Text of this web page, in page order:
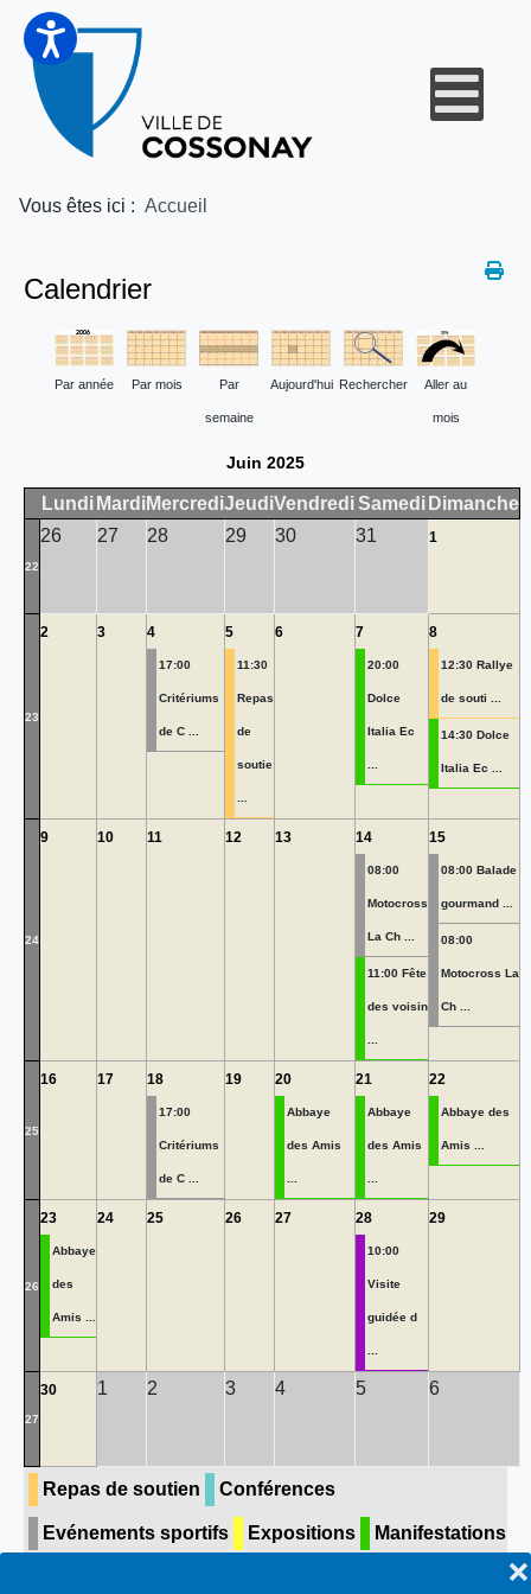
❌
Vous êtes ici : Accueil
Calendrier
Par année Par mois Par
semaine
Aujourd'hui Rechercher Aller au
mois
Juin 2025
Lundi MardiMercrediJeudiVendrediSamedi Dimanche
22
26 27 28 29 30 31 1
23
2 3 4
17:00
Critériums
de C ...
5
11:30
Repas
de
soutie
6 7
20:00
Dolce
Italia Ec
8
12:30 Rallye
de souti ...
14:30 Dolce
Italia Ec ...
24
9 10 11 12 13 14
08:00
Motocross
La Ch ...
11:00 Fête
des voisin
15
08:00 Balade
gourmand ...
08:00
Motocross La
Ch ...
25
16 17 18
17:00
Critériums
de C ...
19 20
Abbaye
des Amis
21
Abbaye
des Amis
22
Abbaye des
Amis ...
26
23
Abbaye
des
Amis ...
24 25 26 27 28
10:00
Visite
guidée d
29
27
30 1 2 3 4 5 6
Repas de soutien Conférences
Evénements sportifs Expositions Manifestations